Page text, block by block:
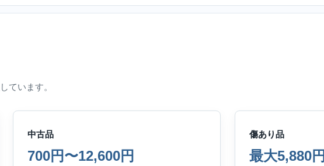
ています。
中古品
700円〜12,600円
傷あり品
最大5,880円